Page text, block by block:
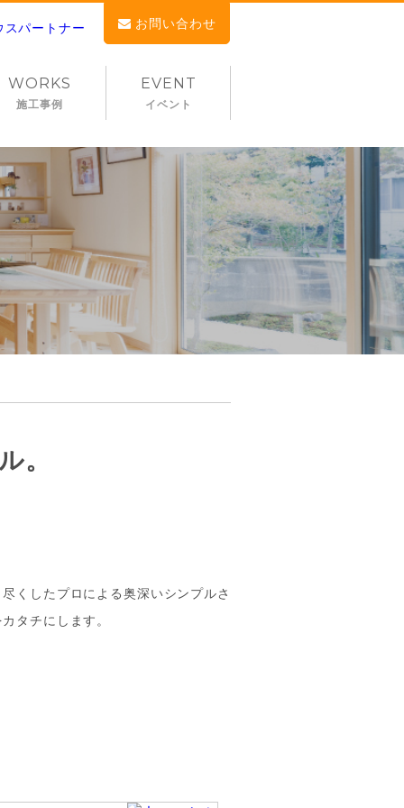
お問い合わせ
WORKS
施工事例
EVENT
イベント
。
くしたプロによる奥深いシンプルさ
タチにします。